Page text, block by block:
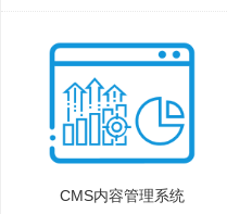
CMS内容管理系统